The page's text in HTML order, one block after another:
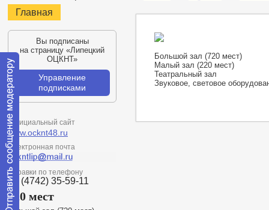
Главная
Вы подписаны
на страницу «Липецкий
ОЦКНТ»
Управление
подписками
Официальный сайт
www.ocknt48.ru
Электронная почта
Справки по телефону
+7 (4742) 35-59-11
720 мест
Большой зал (720 мест)
Малый зал (220 мест)
Театральный зал
Звуковое, световое